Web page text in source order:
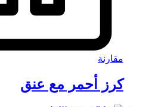
مقارنة
كرز أحمر مع عنق